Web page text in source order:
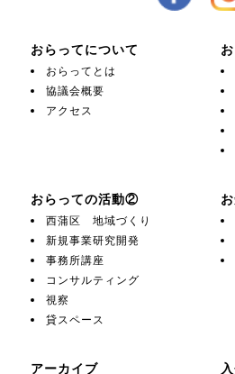
おらってについて
おらってとは
協議会概要
アクセス
おらっての活動②
西蒲区 地域づくり
新規事業研究開発
事務所講座
コンサルティング
視察
貸スペース
アーカイブ